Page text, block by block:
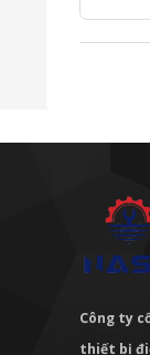
Công ty
thiết bị